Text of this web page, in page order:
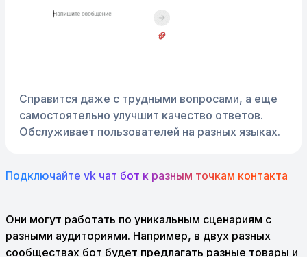
Справится даже с трудными вопросами, а еще
самостоятельно улучшит качество ответов.
Обслуживает пользователей на разных языках.
Подключайте vk чат бот к разным точкам контакта
Они могут работать по уникальным сценариям с
разными аудиториями. Например, в двух разных
сообществах бот будет предлагать разные товары и